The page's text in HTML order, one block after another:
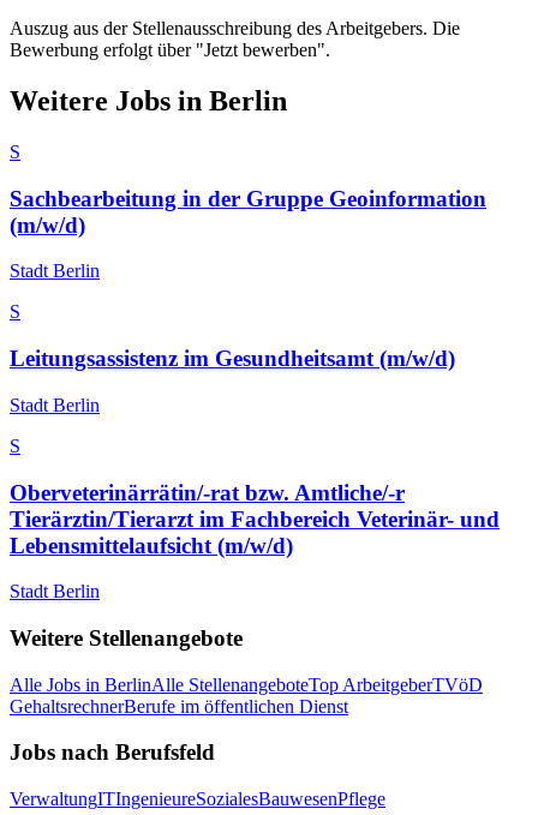
Auszug aus der Stellenausschreibung des Arbeitgebers. Die
Bewerbung erfolgt über "Jetzt bewerben".
Weitere Jobs in Berlin
S
Sachbearbeitung in der Gruppe Geoinformation
(m/w/d)
Stadt Berlin
S
Leitungsassistenz im Gesundheitsamt (m/w/d)
Stadt Berlin
S
Oberveterinärrätin/-rat bzw. Amtliche/-r
Tierärztin/Tierarzt im Fachbereich Veterinär- und
Lebensmittelaufsicht (m/w/d)
Stadt Berlin
Weitere Stellenangebote
Alle Jobs in BerlinAlle StellenangeboteTop ArbeitgeberTVöD
GehaltsrechnerBerufe im öffentlichen Dienst
Jobs nach Berufsfeld
VerwaltungITIngenieureSozialesBauwesenPflege